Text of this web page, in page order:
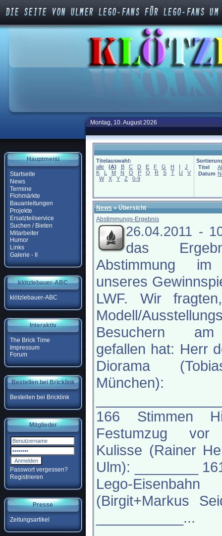
Hauptmenü
Startseite
News
Termine
Flohmärkte
Bauanleitungen
Projekte
Ersatzteilservice
Suchen / Bieten
Mitarbeiter
Humor
Links
Galerie - II
klötzlebauer-ABC
klötzlebauer-ABC
Interaktiv
The Brick Time
Impressum
Forum
Bestellen bei Bricklink
Bestellen bei Bricklink
Mitglieder
Passwort vergessen?
Registrieren
Presse
Zeitungsartikel
Montag, 10. August 2026
Titelauswahl:
alle
(A) B C D E F G H I
J
K
L M N O P Q R S T U
V
W
X Y Z 0-9
Titel
Datum
News» Übersicht
Abstimmungs-Ergebnis
26.04.2011 -
das
Abstimmung im
unseres
LWF. Wir
Modell/
Besuchern
gefallen hat: Herr
Diorama
München):
166 Stimmen
Festumzug vor
Kulisse (Rainer
Ulm): ________
Lego-Eisenbahn
(Birgit+Markus
___________...